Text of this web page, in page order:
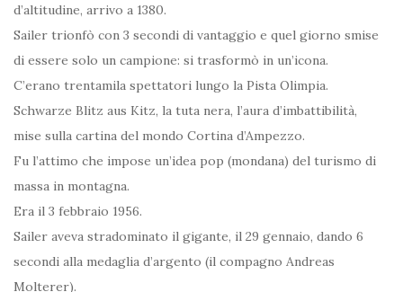
d’altitudine, arrivo a 1380.
Sailer trionfò con 3 secondi di vantaggio e quel giorno smise
di essere solo un campione: si trasformò in un’icona.
C’erano trentamila spettatori lungo la Pista Olimpia.
Schwarze Blitz aus Kitz, la tuta nera, l’aura d’imbattibilità,
mise sulla cartina del mondo Cortina d’Ampezzo.
Fu l’attimo che impose un’idea pop (mondana) del turismo di
massa in montagna.
Era il 3 febbraio 1956.
Sailer aveva stradominato il gigante, il 29 gennaio, dando 6
secondi alla medaglia d’argento (il compagno Andreas
Molterer).